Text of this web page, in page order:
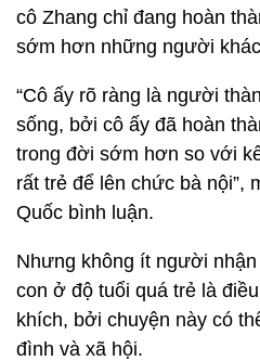
cô Zhang chỉ đang hoàn
sớm hơn những người
“Cô ấy rõ ràng là người
sống, bởi cô ấy đã hoàn
trong đời sớm hơn so với
rất trẻ để lên chức bà nội”,
Quốc bình luận.
Nhưng không ít người
con ở độ tuổi quá trẻ là
khích, bởi chuyện này có
đình và xã hội.